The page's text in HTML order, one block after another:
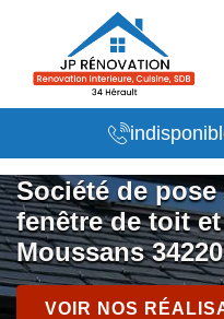
Société de
fenêtre de toit
Moussans 34220
VOIR NOS